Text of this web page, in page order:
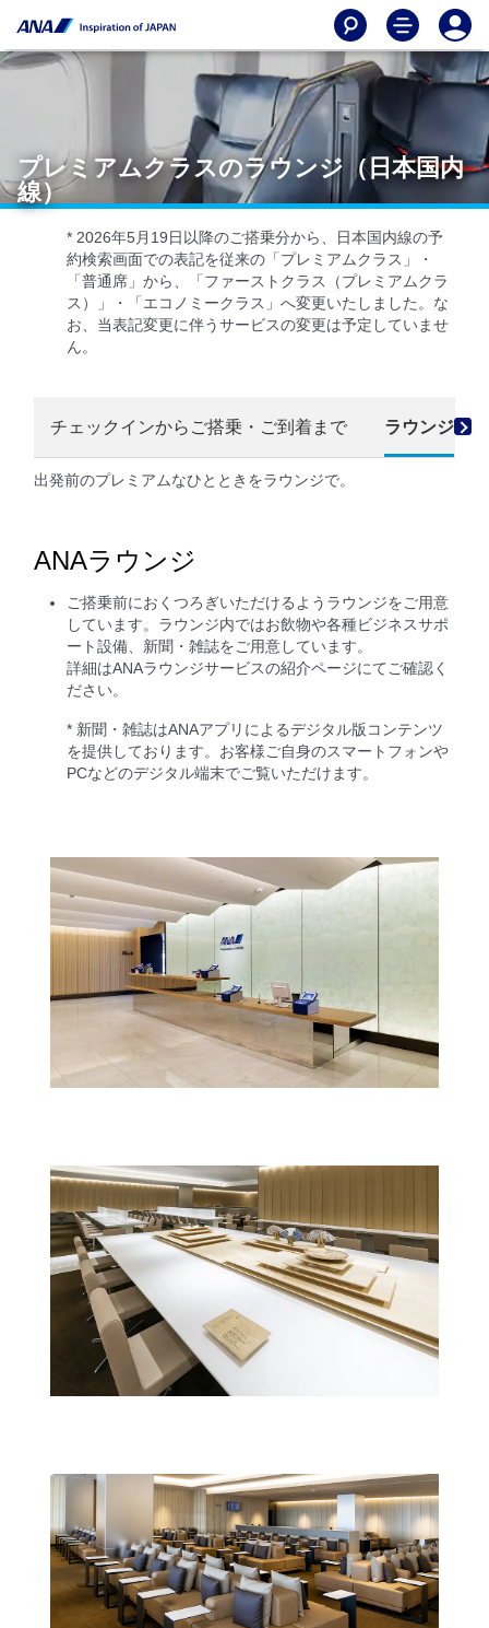
プレミアムクラスのラウンジ（日本国内
線）
* 2026年5月19日以降のご搭乗分から、日本国内線の予
約検索画面での表記を従来の「プレミアムクラス」・
「普通席」から、「ファーストクラス（プレミアムクラ
ス）」・「エコノミークラス」へ変更いたしました。な
お、当表記変更に伴うサービスの変更は予定していませ
ん。
チェックインからご搭乗・ご到着まで ラウンジ
出発前のプレミアムなひとときをラウンジで。
ANAラウンジ
ご搭乗前におくつろぎいただけるようラウンジをご用意
しています。ラウンジ内ではお飲物や各種ビジネスサポ
ート設備、新聞・雑誌をご用意しています。
詳細はANAラウンジサービスの紹介ページにてご確認く
ださい。
* 新聞・雑誌はANAアプリによるデジタル版コンテンツ
を提供しております。お客様ご自身のスマートフォンや
PCなどのデジタル端末でご覧いただけます。